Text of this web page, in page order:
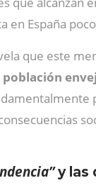
en España
que este
y las